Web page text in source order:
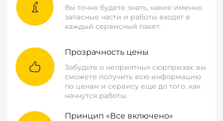
Вы точно будете знать, какие именно
запасные части и работы входят в
каждый сервисный пакет.
Прозрачность цены
Забудьте о неприятных сюрпризах: вы
сможете получить всю информацию
по ценам и сервису еще до того, как
начнутся работы.
Принцип «Все включено»